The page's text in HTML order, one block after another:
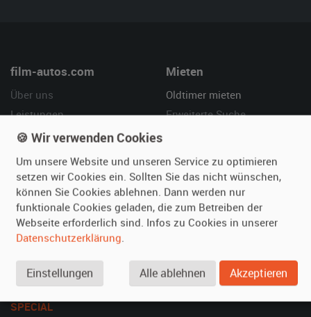
film-autos.com
Über uns
Leistungen
Referenzen
Mieten
Oldtimer mieten
Erweiterte Suche
Vermieten
Oldtimer anmelden
Fotos senden
Inserat verwalten
Hilfe
Häufige Fragen (FAQ)
SPECIAL
🍪 Wir verwenden Cookies
Um unsere Website und unseren Service zu optimieren
setzen wir Cookies ein. Sollten Sie das nicht wünschen,
können Sie Cookies ablehnen. Dann werden nur
funktionale Cookies geladen, die zum Betreiben der
Webseite erforderlich sind. Infos zu Cookies in unserer
Datenschutzerklärung.
Einstellungen Alle ablehnen Akzeptieren